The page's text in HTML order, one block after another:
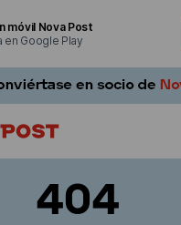
móvil Nova Post
en Google Play
404